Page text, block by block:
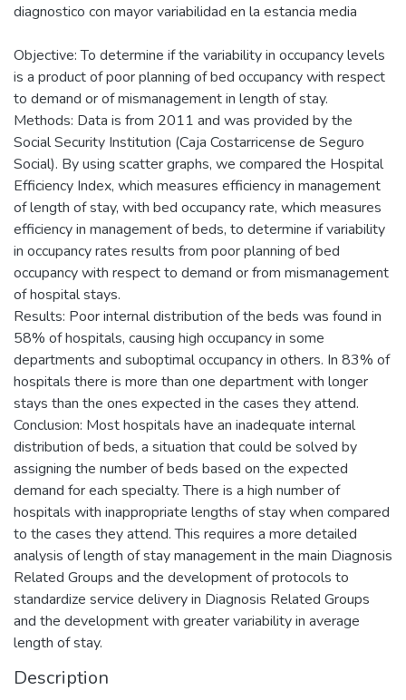
diagnostico con mayor variabilidad en la estancia media
Objective: To determine if the variability in occupancy levels
is a product of poor planning of bed occupancy with respect
to demand or of mismanagement in length of stay.
Methods: Data is from 2011 and was provided by the
Social Security Institution (Caja Costarricense de Seguro
Social). By using scatter graphs, we compared the Hospital
Efficiency Index, which measures efficiency in management
of length of stay, with bed occupancy rate, which measures
efficiency in management of beds, to determine if variability
in occupancy rates results from poor planning of bed
occupancy with respect to demand or from mismanagement
of hospital stays.
Results: Poor internal distribution of the beds was found in
58% of hospitals, causing high occupancy in some
departments and suboptimal occupancy in others. In 83% of
hospitals there is more than one department with longer
stays than the ones expected in the cases they attend.
Conclusion: Most hospitals have an inadequate internal
distribution of beds, a situation that could be solved by
assigning the number of beds based on the expected
demand for each specialty. There is a high number of
hospitals with inappropriate lengths of stay when compared
to the cases they attend. This requires a more detailed
analysis of length of stay management in the main Diagnosis
Related Groups and the development of protocols to
standardize service delivery in Diagnosis Related Groups
and the development with greater variability in average
length of stay.
Description